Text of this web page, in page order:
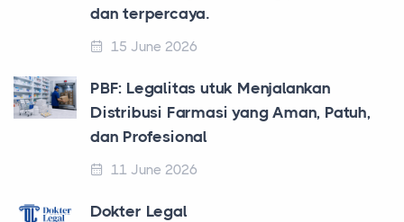
dan terpercaya.
15 June 2026
PBF: Legalitas utuk Menjalankan
Distribusi Farmasi yang Aman, Patuh,
dan Profesional
11 June 2026
Dokter Legal